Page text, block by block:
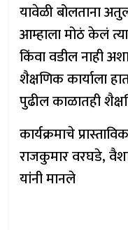
यावेळी बोलताना
आम्हाला मोठं केलं
किंवा वडील नाही
शैक्षणिक कार्याला
पुढील काळातही
कार्यक्रमाचे
राजकुमार वरघडे,
यांनी मानले